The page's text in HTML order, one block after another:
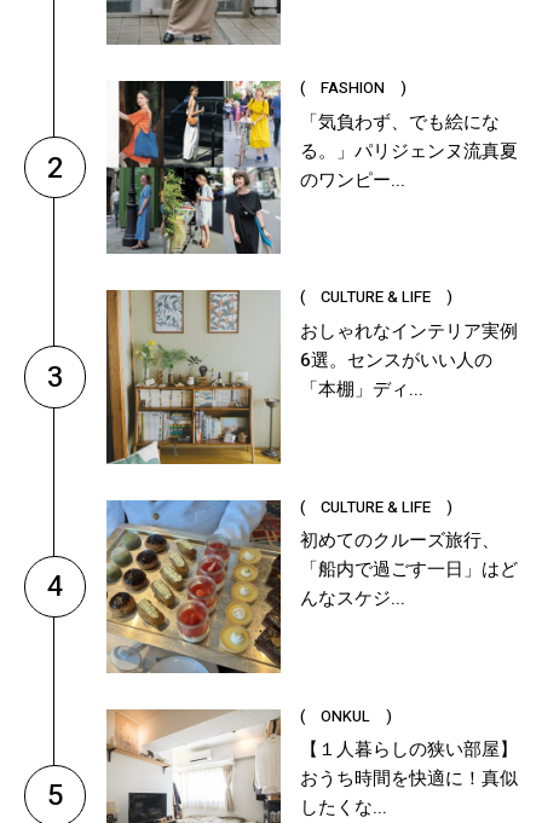
2
( FASHION )
「気負わず、でも絵にな
る。」パリジェンヌ流真夏
のワンピー...
3
( CULTURE & LIFE )
おしゃれなインテリア実例
6選。センスがいい人の
「本棚」ディ...
4
( CULTURE & LIFE )
初めてのクルーズ旅行、
「船内で過ごす一日」はど
んなスケジ...
5
( ONKUL )
【１人暮らしの狭い部屋】
おうち時間を快適に！真似
したくな...